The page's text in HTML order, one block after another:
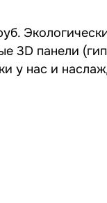
3D панели
у нас и